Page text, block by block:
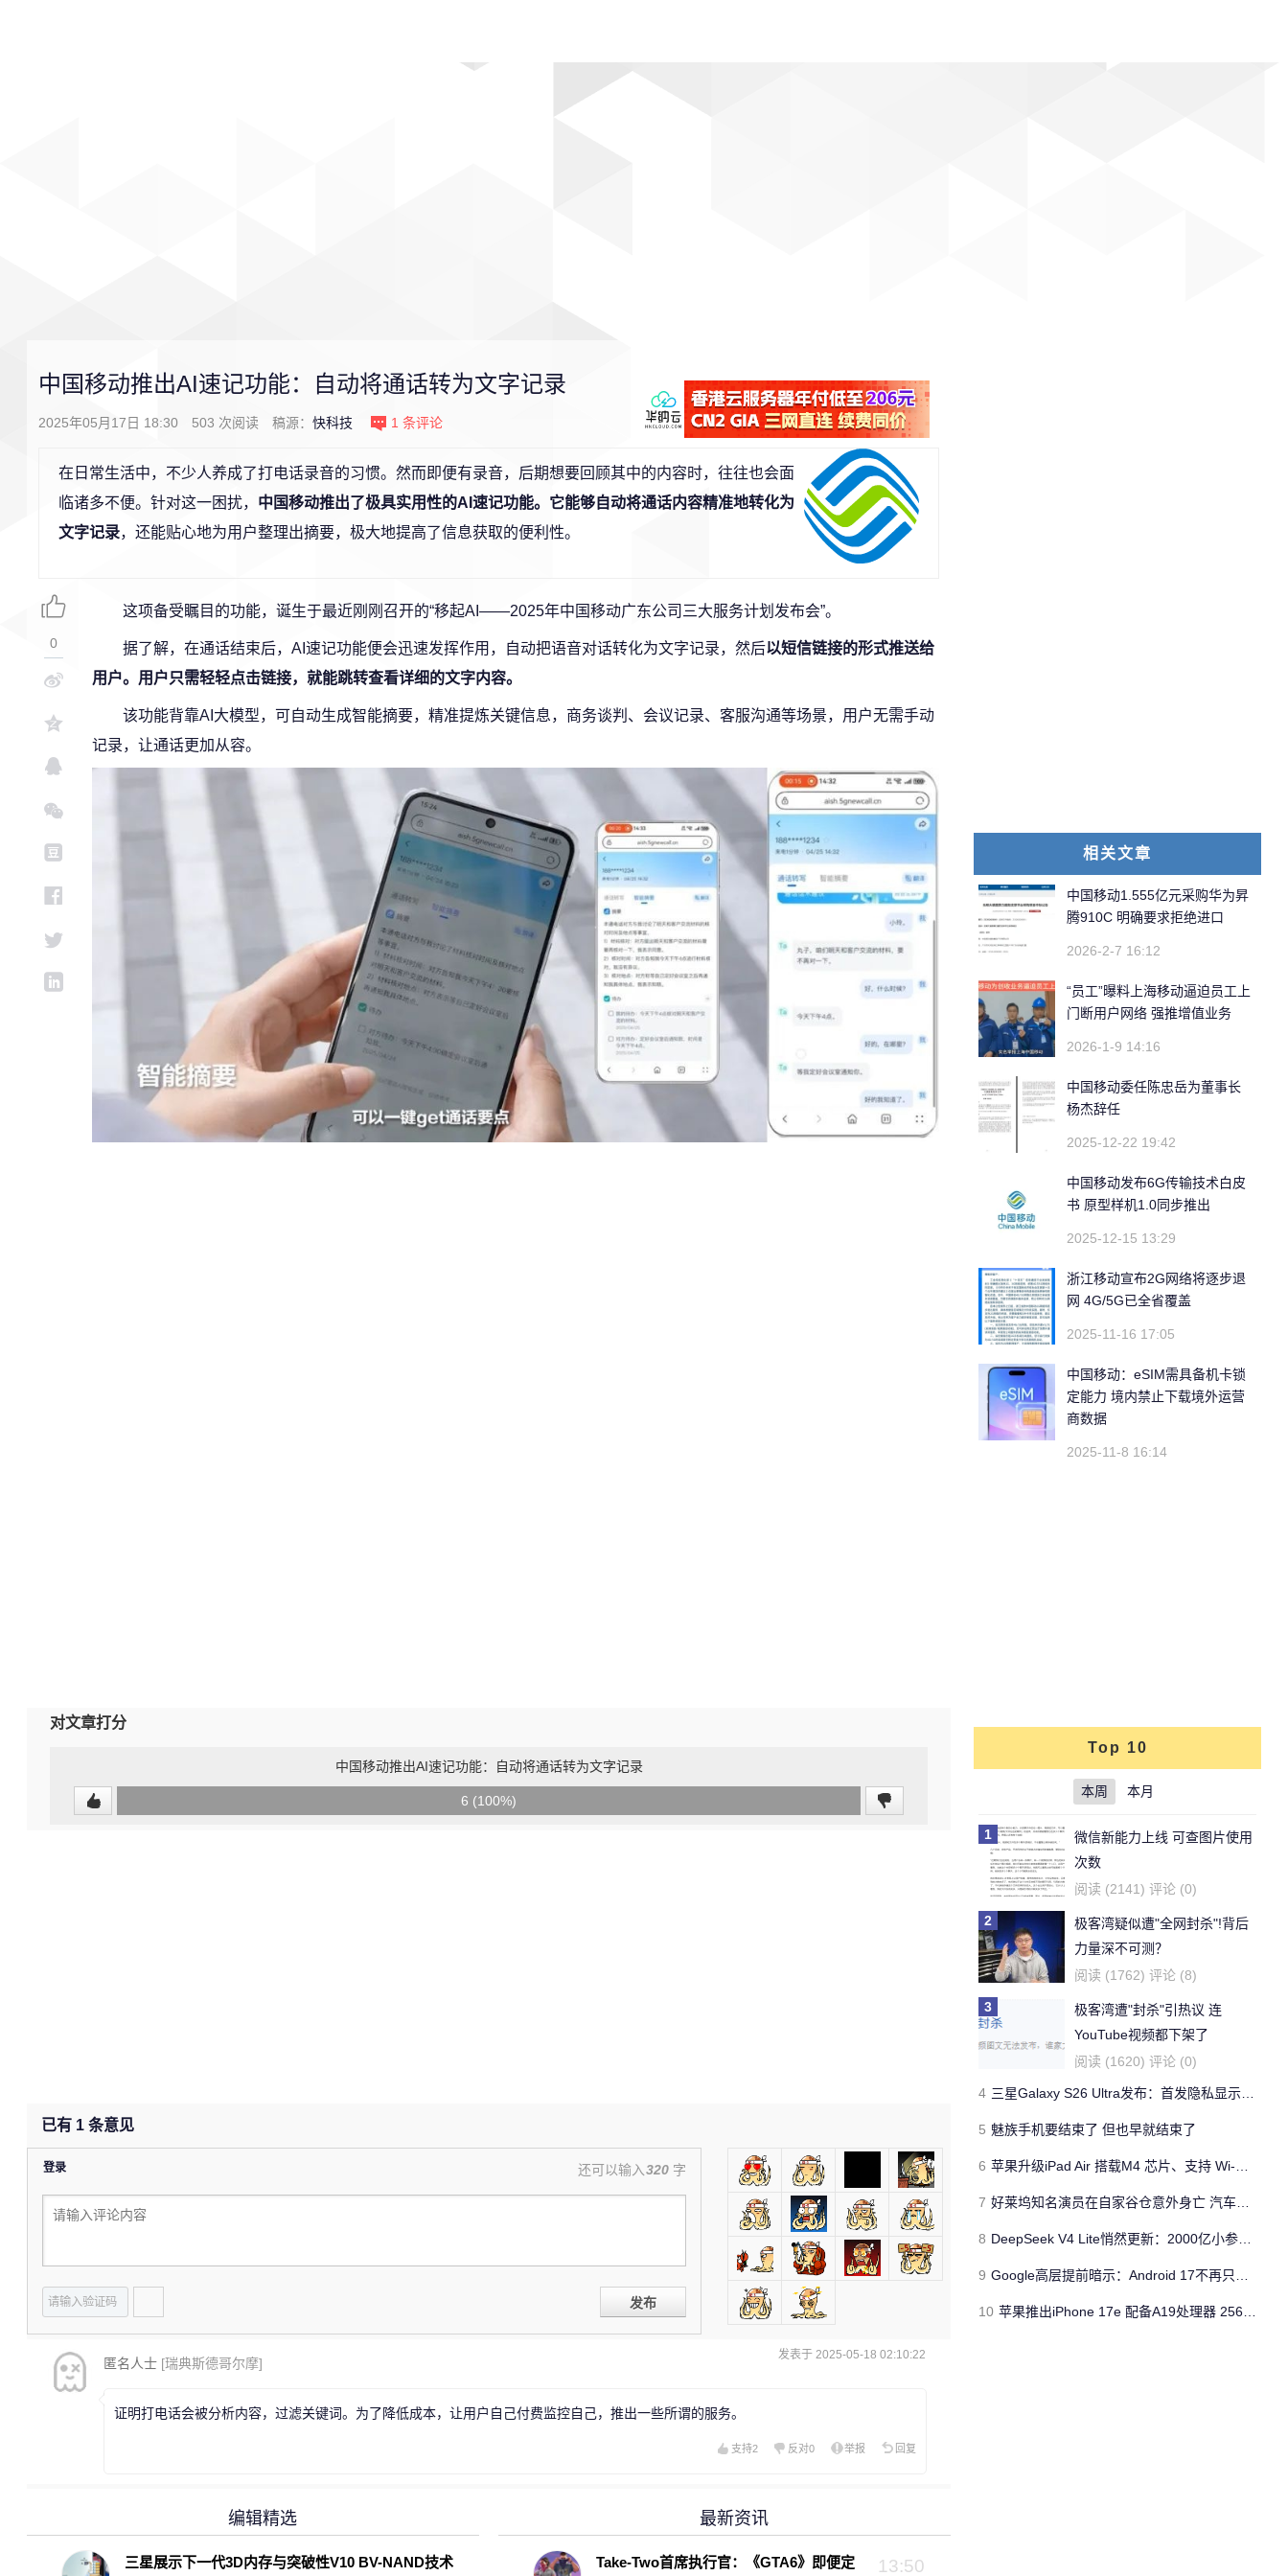
中国移动推出AI速记功能：自动将通话转为文字记录
2025年05月17日 18:30 503 次阅读 稿源： 快科技 1 条评论
在日常生活中，不少人养成了打电话录音的习惯。然而即便有录音，后期想要回顾其中的内容时，往往也会面
临诸多不便。针对这一困扰， 中国移动推出了极具实用性的AI速记功能。它能够自动将通话内容精准地转化为
文字记录，还能贴心地为用户整理出摘要，极大地提高了信息获取的便利性。
这项备受瞩目的功能，诞生于最近刚刚召开的“移起AI——2025年中国移动广东公司三大服务计划发布会”。
据了解，在通话结束后，AI速记功能便会迅速发挥作用，自动把语音对话转化为文字记录，然后以短信链接的形式推送给
用户。用户只需轻轻点击链接，就能跳转查看详细的文字内容。
该功能背靠AI大模型，可自动生成智能摘要，精准提炼关键信息，商务谈判、会议记录、客服沟通等场景，用户无需手动
记录，让通话更加从容。
0
对文章打分
中国移动推出AI速记功能：自动将通话转为文字记录
6 (100%)
已有 1 条意见
登录 还可以输入320 字
发布
匿名人士 [瑞典斯德哥尔摩]
发表于 2025-05-18 02:10:22
证明打电话会被分析内容，过滤关键词。为了降低成本，让用户自己付费监控自己，推出一些所谓的服务。
支持2 反对0 举报 回复
最新资讯
13:50
Take-Two首席执行官：《GTA6》即便定
编辑精选
三星展示下一代3D内存与突破性V10 BV-NAND技术
相关文章
中国移动1.555亿元采购华为昇
腾910C 明确要求拒绝进口
2026-2-7 16:12
“员工”曝料上海移动逼迫员工上
门断用户网络 强推增值业务
2026-1-9 14:16
中国移动委任陈忠岳为董事长
杨杰辞任
2025-12-22 19:42
中国移动发布6G传输技术白皮
书 原型样机1.0同步推出
2025-12-15 13:29
浙江移动宣布2G网络将逐步退
网 4G/5G已全省覆盖
2025-11-16 17:05
中国移动：eSIM需具备机卡锁
定能力 境内禁止下载境外运营
商数据
2025-11-8 16:14
Top 10
本周 本月
1
微信新能力上线 可查图片使用
次数
阅读 (2141) 评论 (0)
2
极客湾疑似遭"全网封杀"!背后
力量深不可测？
阅读 (1762) 评论 (8)
3
极客湾遭"封杀"引热议 连
YouTube视频都下架了
阅读 (1620) 评论 (0)
4 三星Galaxy S26 Ultra发布：首发隐私显示屏、骁龙 8 Elite Gen 5与60W闪充
5 魅族手机要结束了 但也早就结束了
6 苹果升级iPad Air 搭载M4 芯片、支持 Wi‑Fi 7 售价不变
7 好莱坞知名演员在自家谷仓意外身亡 汽车搭电时突然自燃
8 DeepSeek V4 Lite悄然更新：2000亿小参数性能逼近美国顶流
9 Google高层提前暗示：Android 17不再只是操作系统
10 苹果推出iPhone 17e 配备A19处理器 256GB容量起步 刘海屏依旧